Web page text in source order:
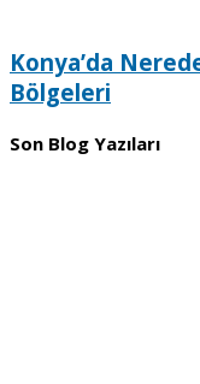
Konya’da
Bölgeleri
Son Blog Yazıları